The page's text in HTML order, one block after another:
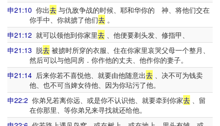
申21:10 你出去 与仇敌争战的时候、耶和华你的 神、将他们交在
你手中、你就掳了他们去。
申21:12 就可以领他到你家里去 、他便要剃头发、修指甲、
申21:13 脱去 被掳时所穿的衣服、住在你家里哀哭父母一个整月、
然后可以与他同房．你作他的丈夫、他作你的妻子。
申21:14 后来你若不喜悦他、就要由他随意出去 、决不可为钱卖
他、也不可当婢女待他、因为你玷污了他。
申22:2 你弟兄若离你远、或是你不认识他、就要牵到你家去 、留
在你那里、等你弟兄来寻找就还给他。